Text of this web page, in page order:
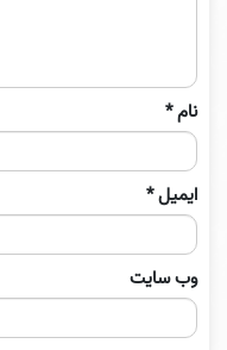
نام*
ایمیل*
وب‌ سایت